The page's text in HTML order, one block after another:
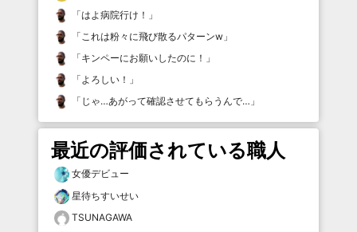
「はよ病院行け！ 」
「 これは粉々に飛び散るパターンw 」
「キンペーにお願いしたのに！ 」
「よろしい！ 」
「 じゃ…あがって確認させてもらうんで… 」
最近の評価されている職人
女優デビュー
星待ちすいせい
TSUNAGAWA